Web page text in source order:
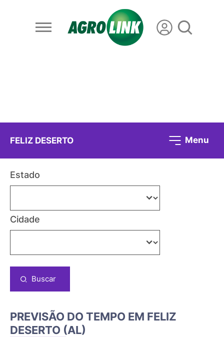
FELIZ DESERTO Menu
Estado
Cidade
Buscar
PREVISÃO DO TEMPO EM FELIZ
DESERTO (AL)